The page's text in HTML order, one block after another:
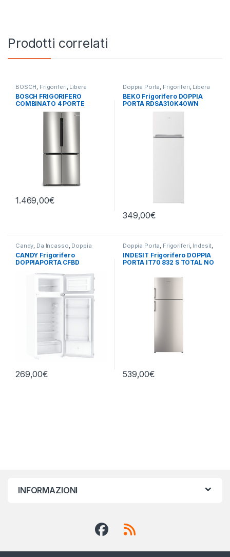
Prodotti correlati
BOSCH, Frigoriferi, Libera
Installazione, Side by Side 4
Porte
BOSCH FRIGORIFERO
COMBINATO 4 PORTE
KFN96VPEA – TOTAL NO
1.469,00€
Doppia Porta, Frigoriferi, Libera
Installazione
BEKO Frigorifero DOPPIA
PORTA RDSA310K40WN
349,00€
Candy, Da Incasso, Doppia
Porta,Frigoriferi
CANDY Frigorifero
DOPPIAPORTA CFBD
269,00€
Doppia Porta, Frigoriferi, Indesit,
Libera Installazione
INDESIT Frigorifero DOPPIA
PORTA IT70 832 S TOTAL NO
539,00€
INFORMAZIONI